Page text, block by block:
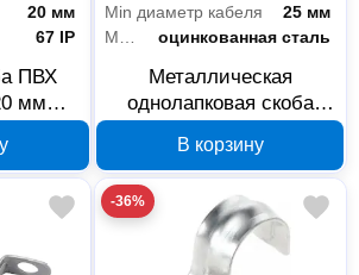
20 мм
67 IP
ПВХ
мм
Min диаметр кабеля
25 мм
оцинкованная сталь
Металлическая
однолапковая скоба
мм PR08.2536
В корзину
-36%